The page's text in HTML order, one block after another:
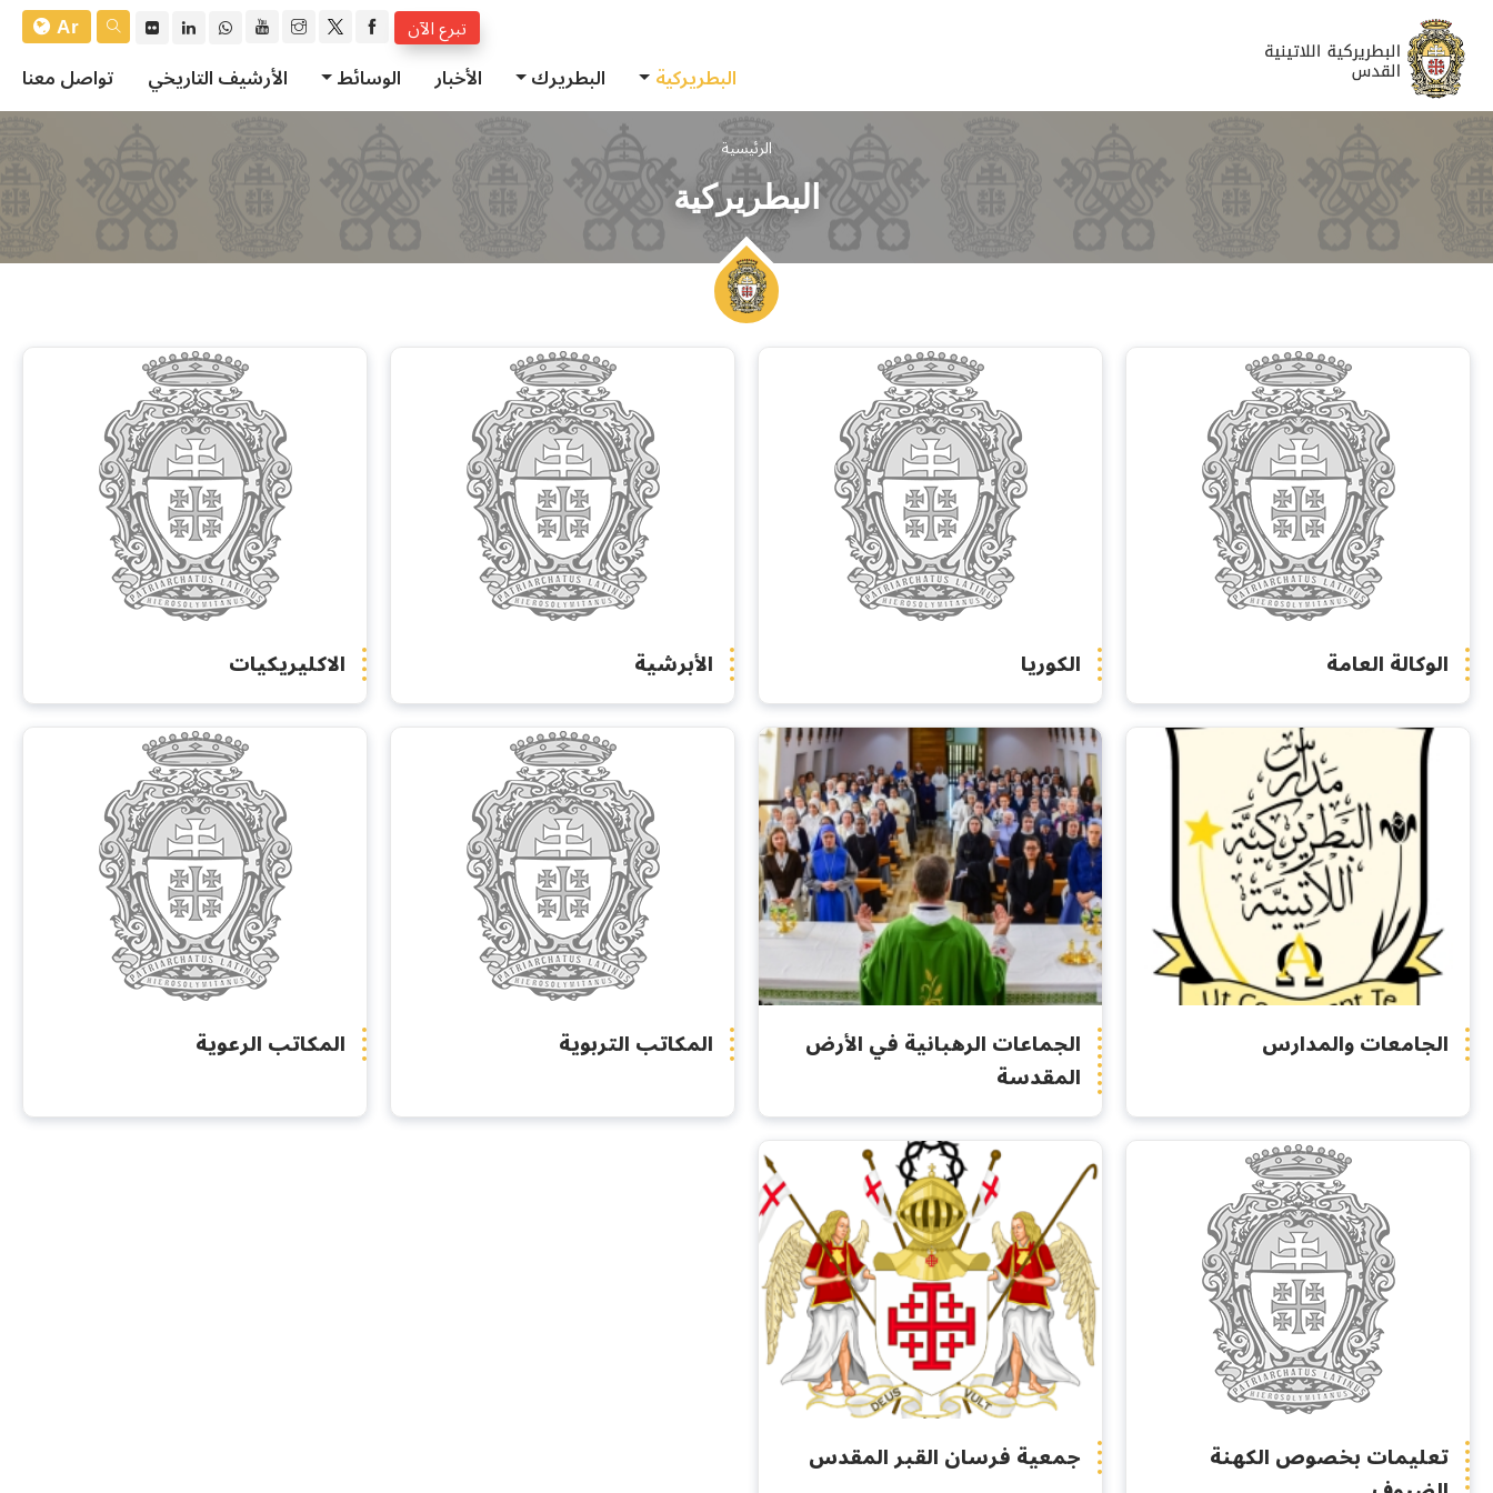
تبرع الآن
Ar
البطريركية
البطريرك الأخبار الوسائط الأرشيف التاريخي تواصل معنا
الرئيسية
البطريركية
البطريركية
الوكالة العامة الكوريا الأبرشية الاكليريكيات
الجامعات والمدارس الجماعات الرهبانية في الأرض
المقدسة
المكاتب التربوية المكاتب الرعوية
تعليمات بخصوص الكهنة جمعية فرسان القبر المقدس